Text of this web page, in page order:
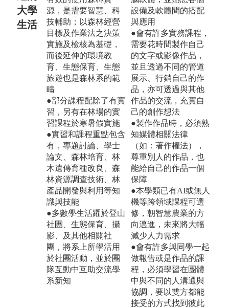
大學
生活
源，是需要智慧、科
技輔助；以森林經營
目標及作業法之決策
實施及檢核為基礎，
而後延伸的環境教
育、生態保育、生態
旅遊也是森林系的範
疇
●部分課程配除了有實
習，另有在林場的實
習課程於寒暑假實施
●實習和課程重點包含
有，專題討論、學士
論文、森林培育、林
木遺傳育種改良、森
林資源調查技術、林
產品開發與利用等知
識與技能
●多數學生活躍於登山
社團、生態保育、攝
影、及其他相關社
團，將系上所學活用
於社團活動，並於團
隊互動中互助交流學
系新知
設備及軟體間的搭配
與應用
●會有許多實務課程，
需要花時間製作自己
的文字或影像作品，
並且透過不同的管道
展示、行銷自己的作
品，亦可透過與其他
作品的交流，充實自
己的創作想法
●製作作品時，必須熟
知媒體相關法律
（如：著作權法），
尊重別人的作品，也
能給自己的作品一個
保障
●本學類已有AI或無人
機等跨領域課程可選
修，朝智慧農業的方
向邁進，未來將大幅
減少人力需求
●會有許多與同學一起
做報告或是作品的課
程，必須學習在團體
中與不同的人溝通與
協調，要以雙方都能
接受的方式找到彼此